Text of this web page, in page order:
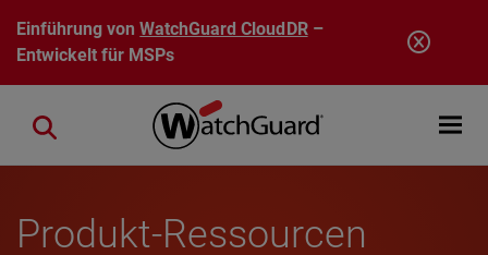
Direkt zum Inhalt
Einführung vonWatchGuard CloudDR–
Entwickelt für MSPs
Open
Close search
Produkt-Ressourcen